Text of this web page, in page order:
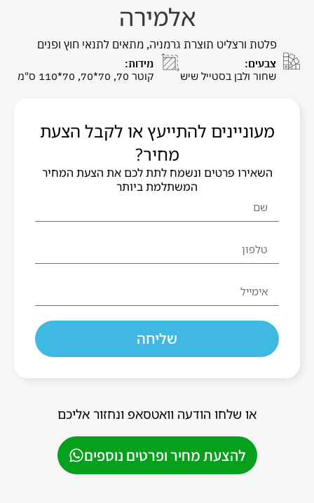
אלמירה
פלטת ורצליט תוצרת גרמניה, מתאים לתנאי חוץ ופנים
צבעים:
שחור ולבן בסטייל שיש
מידות:
קוטר 70, 70*70, 70*110 ס"מ
מעוניינים להתייעץ או לקבל הצעת
מחיר?
השאירו פרטים ונשמח לתת לכם את הצעת המחיר
המשתלמת ביותר
שליחה
או שלחו הודעה וואטסאפ ונחזור אליכם
להצעת מחיר ופרטים נוספים